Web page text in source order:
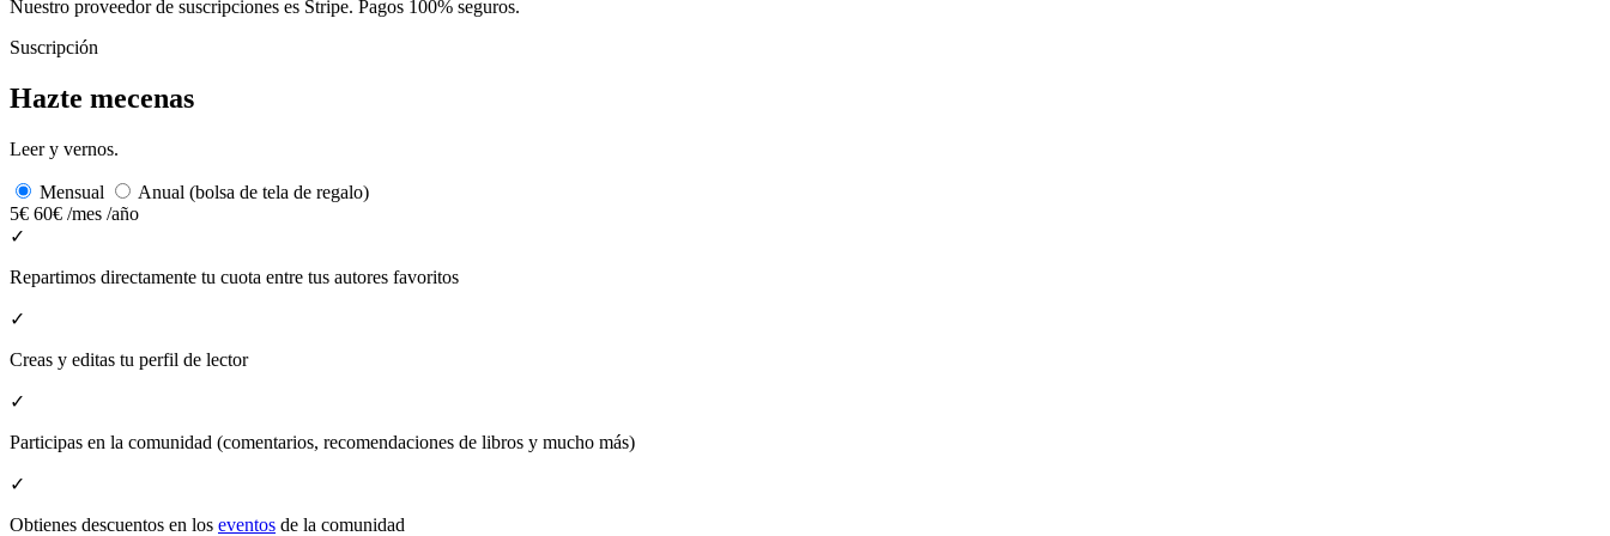
Nuestro proveedor de suscripciones es Stripe. Pagos 100% seguros.
Suscripción
Hazte mecenas
Leer y vernos.
Mensual
Anual (bolsa de tela de regalo)
5€ 60€ /mes /año
✓
Repartimos directamente tu cuota entre tus autores favoritos
✓
Creas y editas tu perfil de lector
✓
Participas en la comunidad (comentarios, recomendaciones de libros y mucho más)
✓
Obtienes descuentos en los eventos de la comunidad